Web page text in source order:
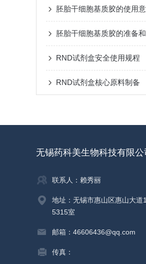
胚胎干细胞基质胶的使用
胚胎干细胞基质胶的准备
RND试剂盒安全使用规程
RND试剂盒核心原料制备
无锡药科美生物科技有限公
联系人：赖秀丽
地址：无锡市惠山区惠山大
5315室
邮箱：46606436@qq.com
传真：